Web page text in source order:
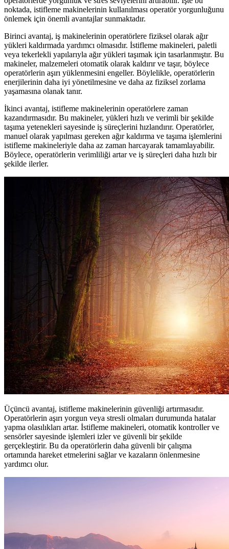
noktada, istifleme makinelerinin kullanılması operatör yorgunluğunu
önlemek için önemli avantajlar sunmaktadır.
Birinci avantaj, iş makinelerinin operatörlere fiziksel olarak ağır
yükleri kaldırmada yardımcı olmasıdır. İstifleme makineleri, paletli
veya tekerlekli yapılarıyla ağır yükleri taşımak için tasarlanmıştır. Bu
makineler, malzemeleri otomatik olarak kaldırır ve taşır, böylece
operatörlerin aşırı yüklenmesini engeller. Böylelikle, operatörlerin
enerjilerinin daha iyi yönetilmesine ve daha az fiziksel zorlama
yaşamasına olanak tanır.
İkinci avantaj, istifleme makinelerinin operatörlere zaman
kazandırmasıdır. Bu makineler, yükleri hızlı ve verimli bir şekilde
taşıma yetenekleri sayesinde iş süreçlerini hızlandırır. Operatörler,
manuel olarak yapılması gereken ağır kaldırma ve taşıma işlemlerini
istifleme makineleriyle daha az zaman harcayarak tamamlayabilir.
Böylece, operatörlerin verimliliği artar ve iş süreçleri daha hızlı bir
şekilde ilerler.
Üçüncü avantaj, istifleme makinelerinin güvenliği artırmasıdır.
Operatörlerin aşırı yorgun veya stresli olmaları durumunda hatalar
yapma olasılıkları artar. İstifleme makineleri, otomatik kontroller ve
sensörler sayesinde işlemleri izler ve güvenli bir şekilde
gerçekleştirir. Bu da operatörlerin daha güvenli bir çalışma
ortamında hareket etmelerini sağlar ve kazaların önlenmesine
yardımcı olur.